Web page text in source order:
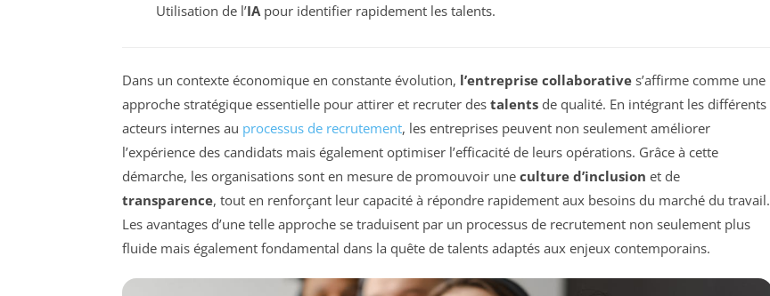
Utilisation de l’IApour identifier rapidement les talents.
Dans un contexte économique en constante évolution, l’entreprise collaborative s’affirme comme une
approche stratégique essentielle pour attirer et recruter des talents de qualité. En intégrant les différents
acteurs internes au processus de recrutement, les entreprises peuvent non seulement améliorer
l’expérience des candidats mais également optimiser l’efficacité de leurs opérations. Grâce à cette
démarche, les organisations sont en mesure de promouvoir une culture d’inclusion et de
transparence, tout en renforçant leur capacité à répondre rapidement aux besoins du marché du travail.
Les avantages d’une telle approche se traduisent par un processus de recrutement non seulement plus
fluide mais également fondamental dans la quête de talents adaptés aux enjeux contemporains.